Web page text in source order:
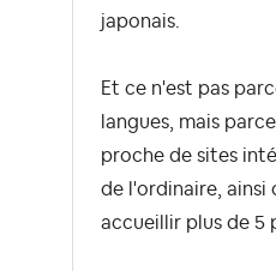
japonais.
Et ce n'est pas
langues, mais
proche de sites
de l'ordinaire, ainsi
accueillir plus de 5